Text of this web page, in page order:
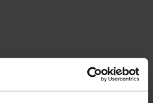
RECHTS FORWARD